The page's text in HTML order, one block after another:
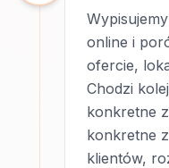
online i
ofercie,
Chodzi
konkretne
konkretne
klientów,